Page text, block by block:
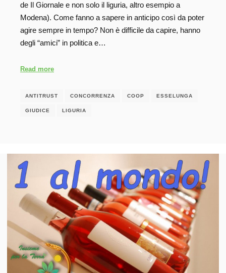
de Il Giornale e non solo il liguria, altro esempio a
Modena). Come fanno a sapere in anticipo così da poter
agire sempre in tempo? Non è difficile da capire, hanno
degli “amici” in politica e…
Read more
ANTITRUST CONCORRENZA COOP ESSELUNGA
GIUDICE LIGURIA